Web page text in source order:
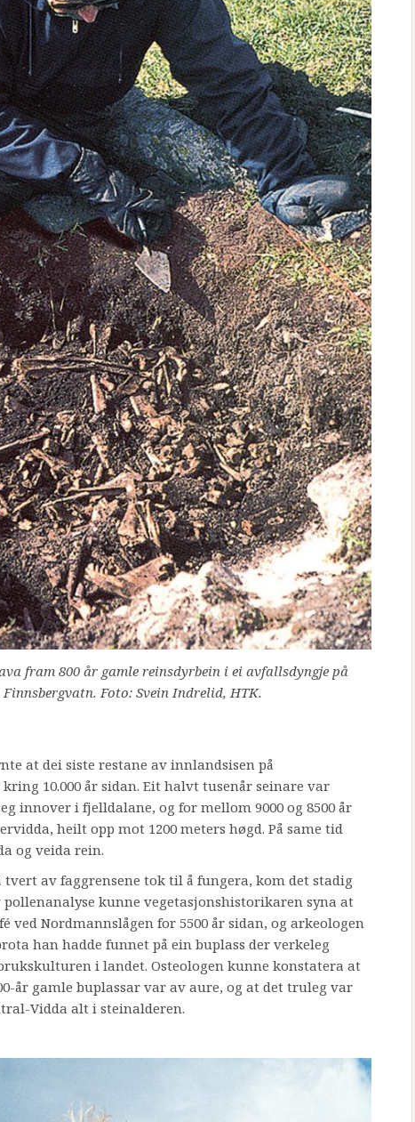
fram 800 år gamle reinsdyrbein i ei avfallsdyngje på
Finnsbergvatn. Foto: Svein Indrelid, HTK.
at dei siste restane av innlandsisen på
10.000 år sidan. Eit halvt tusenår seinare var
innover i fjelldalane, og for mellom 9000 og 8500 år
heilt opp mot 1200 meters høgd. På same tid
og veida rein.
av faggrensene tok til å fungera, kom det stadig
kunne vegetasjonshistorikaren syna at
ved Nordmannslågen for 5500 år sidan, og arkeologen
han hadde funnet på ein buplass der verkeleg
i landet. Osteologen kunne konstatera at
år gamle buplassar var av aure, og at det truleg var
Vidda alt i steinalderen.